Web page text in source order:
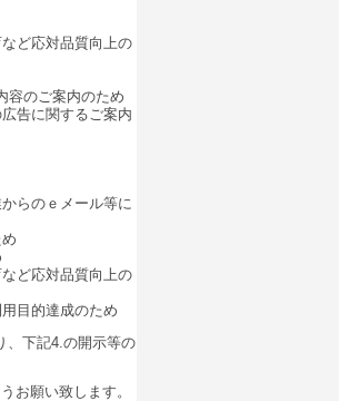
ど応対品質向上の
容のご案内のため
告に関するご案内
らのｅメール等に
ど応対品質向上の
目的達成のため
、下記4.の開示等の
お願い致します。